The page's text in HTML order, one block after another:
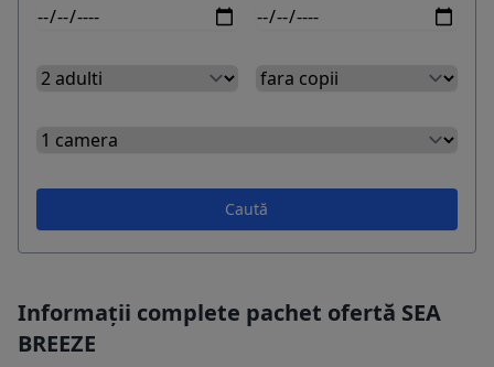
Caută
Informații complete pachet ofertă SEA
BREEZE